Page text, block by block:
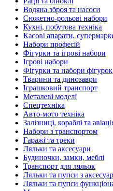
Водяна зброя та насоси
Сюжетно-рольові набори
Кухні, побутова техніка
Касові апарати,
Набори професій
Фігурки та ігрові набори
Ігрові набори
Фігурки та набори фігурок
Тварини та динозаври
Іграшковий транспорт
Металеві моделі
Спецтехніка
Авто-мото техніка
Залізниці, кораблі та
Набори з транспортом
Гаражі та треки
Ляльки та аксесуари
Будиночки, замки, меблі
Транспорт для ляльок
Ляльки та пупси з
Ляльки та пупси